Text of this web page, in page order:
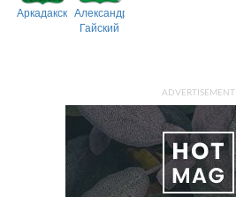
АркадакскийАлександрово-
Гайский
ADVERTISEMENT